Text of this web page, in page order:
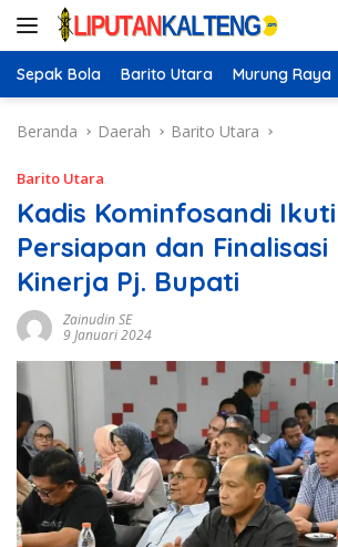
Langsung
Sepak Bola Barito Utara Murung Raya
Beranda Daerah Barito Utara
Barito Utara
Kadis Kominfosandi
Persiapan dan Finalisasi
Kinerja Pj. Bupati
Zainudin SE
9 Januari 2024